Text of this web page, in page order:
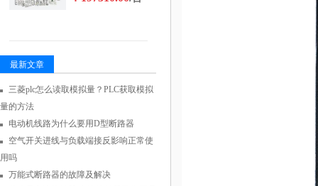
最新文章
三菱plc怎么读取模拟量？PLC获取模拟
量的方法
电动机线路为什么要用D型断路器
空气开关进线与负载端接反影响正常使
用吗
万能式断路器的故障及解决